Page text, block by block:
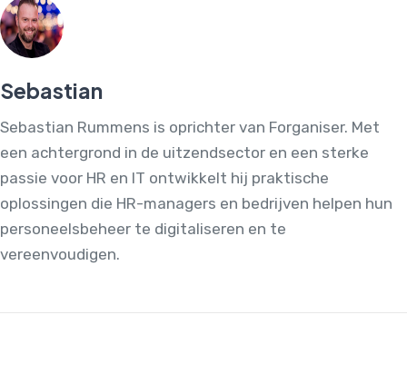
Sebastian
Sebastian Rummens is oprichter van Forganiser. Met
een achtergrond in de uitzendsector en een sterke
passie voor HR en IT ontwikkelt hij praktische
oplossingen die HR-managers en bedrijven helpen hun
personeelsbeheer te digitaliseren en te
vereenvoudigen.